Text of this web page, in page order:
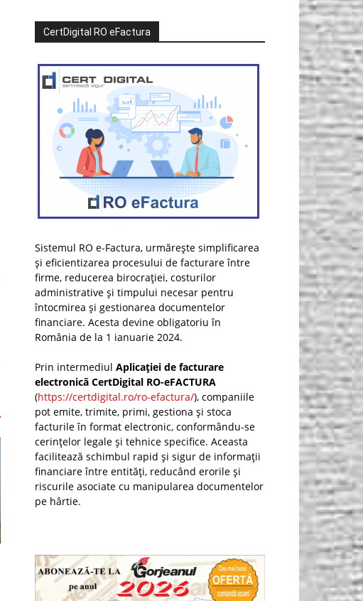
CertDigital RO eFactura
Sistemul RO e-Factura, urmărește simplificarea
și eficientizarea procesului de facturare între
firme, reducerea birocrației, costurilor
administrative și timpului necesar pentru
întocmirea și gestionarea documentelor
financiare. Acesta devine obligatoriu în
România de la 1 ianuarie 2024.
Prin intermediul Aplicației de facturare
electronică CertDigital RO-eFACTURA
(https://certdigital.ro/ro-efactura/), companiile
pot emite, trimite, primi, gestiona și stoca
facturile în format electronic, conformându-se
cerințelor legale și tehnice specifice. Aceasta
facilitează schimbul rapid și sigur de informații
financiare între entități, reducând erorile și
riscurile asociate cu manipularea documentelor
pe hârtie.